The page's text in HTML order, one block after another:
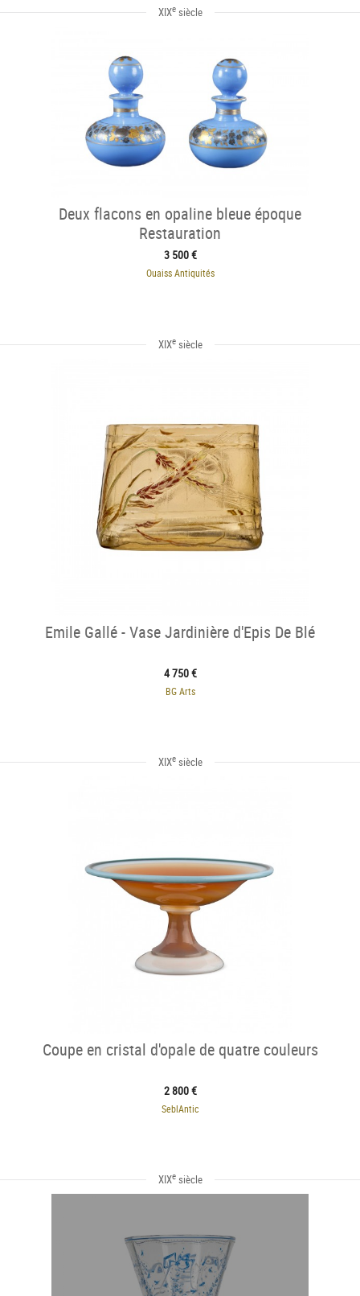
XIXesiècle
Deux flacons en opaline bleue époque
Restauration
3 500 €
Ouaiss Antiquités
XIXesiècle
Emile Gallé - Vase Jardinière d'Epis De Blé
4 750 €
BG Arts
XIXesiècle
Coupe en cristal d'opale de quatre couleurs
2 800 €
SeblAntic
XIXesiècle